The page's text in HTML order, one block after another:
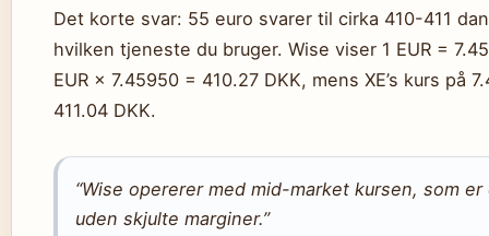
Det korte svar: 55 euro svarer til cirka 410-411
hvilken tjeneste du bruger. Wise viser 1 EUR =
EUR × 7.45950 = 410.27 DKK, mens XE’s kurs på
411.04 DKK.
“Wise opererer med mid-market kursen, som
uden skjulte marginer.”